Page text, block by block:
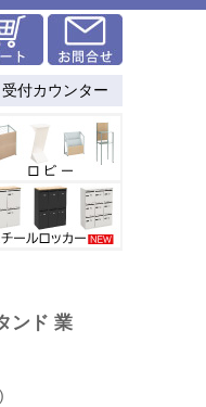
受付カウンター
ンド 業